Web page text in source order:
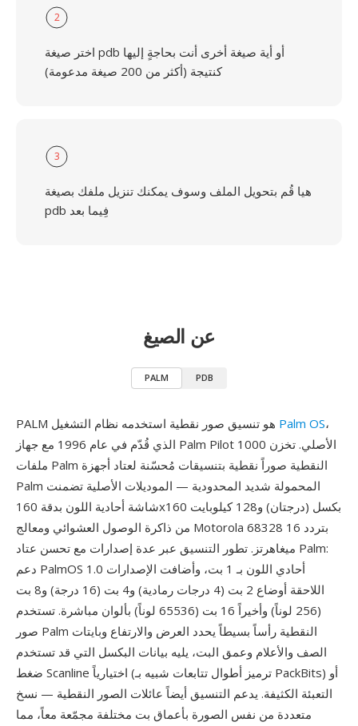
2
اختر صيغة pdb أو أية صيغة أخرى أنت بحاجةٍ إليها
كنتيجة (أكثر من 200 صيغة مدعومة)
3
هيا قُم بتحويل الملف وسوف يمكنك تنزيل ملفك بصيغة
pdb فِيما بعد
عن الصيغ
PALM PDB
Palm OS،
الذي قُدّم في عام 1996 مع جهاز Palm Pilot 1000 الأصلي. تخزن
ملفات Palm النقطية صوراً نقطية بتنسيقات مُحسّنة لعتاد أجهزة
Palm المحمولة شديد المحدودية — الموديلات الأصلية تضمنت
شاشة أحادية اللون بدقة 160x160 بكسل (درجتان) و128 كيلوبايت
من ذاكرة الوصول العشوائي ومعالج Motorola 68328 بتردد 16
ميغاهرتز. تطور التنسيق عبر عدة إصدارات مع تحسن عتاد Palm:
دعم PalmOS 1.0 أحادي اللون بـ 1 بت، وأضافت الإصدارات
اللاحقة أوضاع 2 بت (4 درجات رمادية) و4 بت (16 درجة) و8 بت
(256 لوناً) وأخيراً 16 بت (65536 لوناً) بألوان مباشرة. تستخدم
صور Palm النقطية رأساً بسيطاً يحدد العرض والارتفاع وبايتات
الصف والأعلام وعمق البت، يليه بيانات البكسل التي قد تستخدم
ضغط Scanline اختيارياً (ترميز أطوال تتابعات شبيه بـ PackBits) أو
التعبئة الكثيفة. يدعم التنسيق أيضاً عائلات الصور النقطية — نسخ
متعددة من نفس الصورة بأعماق بت مختلفة مجمّعة معاً، مما